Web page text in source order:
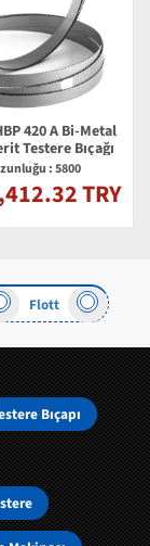
420 A Bi-Metal
Testere Bıçağı
: 5800
TRY
Flott
Bıçapı